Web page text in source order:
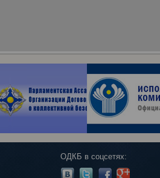
ОДКБ в соцсетях: